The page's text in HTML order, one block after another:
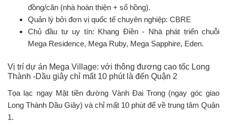
đồng/căn (nhà hoàn thiện + sổ hồng).
Quản lý bởi đơn vị quốc tế chuyên nghiệp: CBRE
Chủ đầu tư uy tín: Khang Điền - Nhà phát triển chuỗi
Mega Residence, Mega Ruby, Mega Sapphire, Eden.
Vị trí dự án Mega Village: với thông đương cao tốc Long
Thành -Dầu giây chỉ mất 10 phút là đến Quận 2
Tọa lạc ngay Mặt tiền đường Vành Đai Trong (ngay góc giao
Long Thành Dầu Giây) và chỉ mất 10 phút để về trung tâm Quận
1.